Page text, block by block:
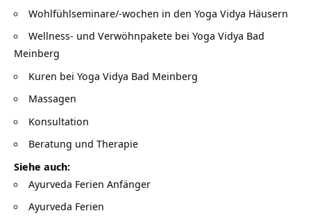
Wohlfühlseminare/-wochen in den Yoga Vidya Häusern
Wellness- und Verwöhnpakete bei Yoga Vidya Bad
Meinberg
Kuren bei Yoga Vidya Bad Meinberg
Massagen
Konsultation
Beratung und Therapie
Siehe auch:
Ayurveda Ferien Anfänger
Ayurveda Ferien